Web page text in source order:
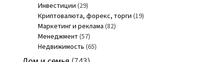
Инвестиции (29)
Криптовалюта, форекс, торги (19)
Маркетинг и реклама (82)
Менеджмент(57)
Недвижимость (65)